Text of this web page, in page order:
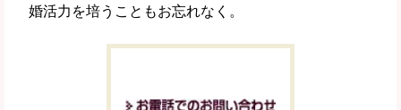
婚活力を培うこともお忘れなく。